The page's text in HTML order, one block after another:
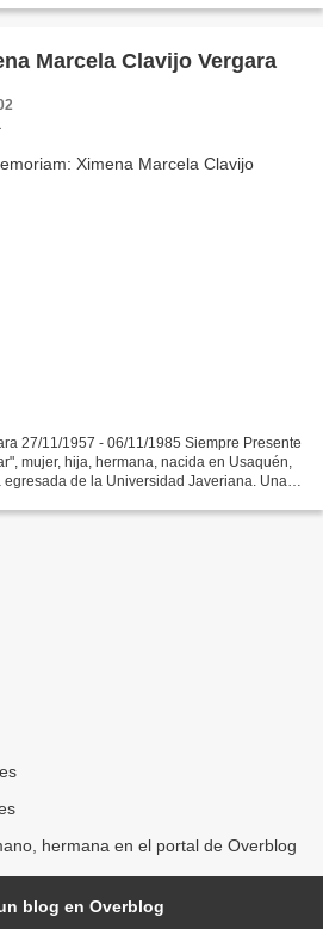
Marcela Clavijo Vergara
27/11/1957 - 06/11/1985 Siempre Presente
mujer, hija, hermana, nacida en Usaquén,
de la Universidad Javeriana. Una
hermana en el portal de Overblog
blog en Overblog